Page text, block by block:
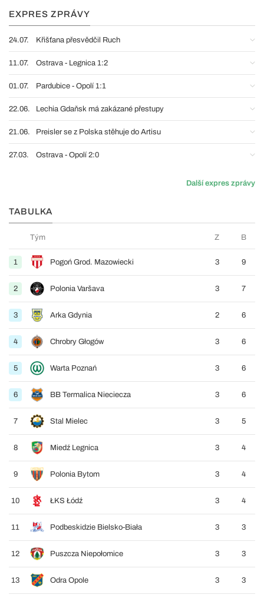
EXPRES ZPRÁVY
24.07. Křišťana přesvědčil Ruch
11.07. Ostrava - Legnica 1:2
01.07. Pardubice - Opolí 1:1
22.06. Lechia Gdaňsk má zakázané přestupy
21.06. Preisler se z Polska stěhuje do Artisu
27.03. Ostrava - Opolí 2:0
Další expres zprávy
TABULKA
Tým Z B
1 Pogoń Grod. Mazowiecki 3 9
2 Polonia Varšava 3 7
3 Arka Gdynia 2 6
4 Chrobry Głogów 3 6
5 Warta Poznań 3 6
6 BB Termalica Nieciecza 3 6
7 Stal Mielec 3 5
8 Miedź Legnica 3 4
9 Polonia Bytom 3 4
10 ŁKS Łódź 3 4
11 Podbeskidzie Bielsko-Biała 3 3
12 Puszcza Niepołomice 3 3
13 Odra Opole 3 3